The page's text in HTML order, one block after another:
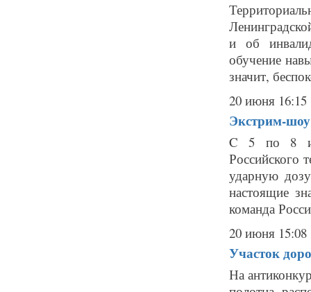
и об
обучение
значит,
20 июня 16:15
Экстрим-шоу
C 5 по 8
Российского
ударную
настоящие
команда
20 июня 15:08
Участок
На